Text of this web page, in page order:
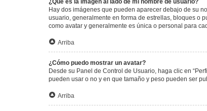
¿Qué es la imagen al lado de mi nombre de usuario?
Hay dos imágenes que pueden aparecer debajo de su
usuario, generalmente en forma de estrellas, bloques o
como avatar y generalmente es única o personal para
Arriba
¿Cómo puedo mostrar un avatar?
Desde su Panel de Control de Usuario, haga clic en
pueden usar o no y en que tamaño y peso pueden ser
Arriba